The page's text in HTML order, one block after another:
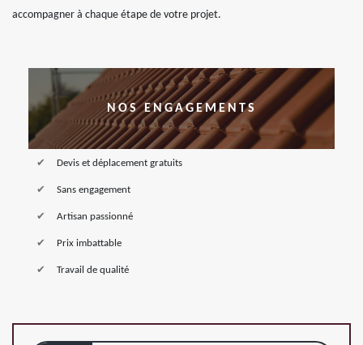
accompagner à chaque étape de votre projet.
NOS ENGAGEMENTS
Devis et déplacement gratuits
Sans engagement
Artisan passionné
Prix imbattable
Travail de qualité